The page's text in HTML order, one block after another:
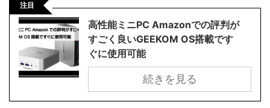
注目
高性能ミニPC Amazonでの評判が
すごく良いGEEKOM OS搭載です
ぐに使用可能
続きを見る